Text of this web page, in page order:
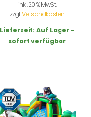
inkl. 20 % MwSt.
zzgl.Versandkosten
Lieferzeit: Auf Lager -
sofort verfügbar